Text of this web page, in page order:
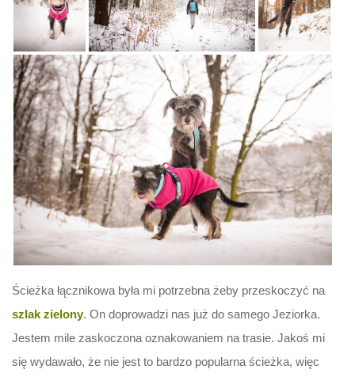
Ścieżka łącznikowa była mi potrzebna żeby przeskoczyć na
szlak zielony. On doprowadzi nas już do samego Jeziorka.
Jestem mile zaskoczona oznakowaniem na trasie. Jakoś mi
się wydawało, że nie jest to bardzo popularna ścieżka, więc